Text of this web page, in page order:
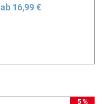
ab 16,99 €
5 %